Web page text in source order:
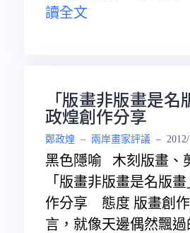
讀全文
「版畫非版畫是
政煌創作分享
鄭政煌 – 兩岸畫家評議 –
黑色隱喻 木刻版畫、
「版畫非版畫是名版
作分享 態度 版畫創
言，就像天邊偶然飄過